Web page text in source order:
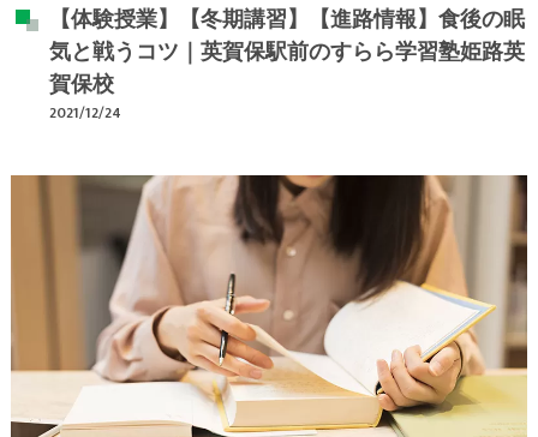
【体験授業】【冬期講習】【進路情報】食後の眠
気と戦うコツ｜英賀保駅前のすらら学習塾姫路英
賀保校
2021/12/24